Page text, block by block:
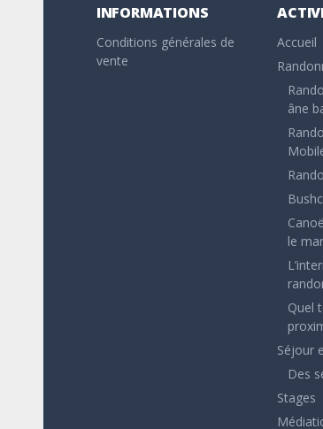
INFORMATIONS
Conditions générales de
vente
Accueil
âne
le
Quel
Séjour
Des
Stages